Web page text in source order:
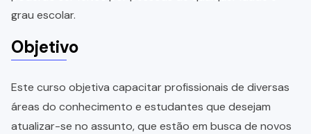
grau escolar.
Objetivo
Este curso objetiva capacitar profissionais de diversas
áreas do conhecimento e estudantes que desejam
atualizar-se no assunto, que estão em busca de novos